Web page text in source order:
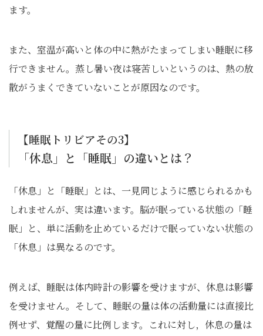
ます。
また、室温が高いと体の中に熱がたまってしまい睡眠に移
行できません。蒸し暑い夜は寝苦しいというのは、熱の放
散がうまくできていないことが原因なのです。
【睡眠トリビアその3】
「休息」と「睡眠」の違いとは？
「休息」と「睡眠」とは、一見同じように感じられるかも
しれませんが、実は違います。脳が眠っている状態の「睡
眠」と、単に活動を止めているだけで眠っていない状態の
「休息」は異なるのです。
例えば、睡眠は体内時計の影響を受けますが、休息は影響
を受けません。そして、睡眠の量は体の活動量には直接比
例せず、覚醒の量に比例します。これに対し，休息の量は